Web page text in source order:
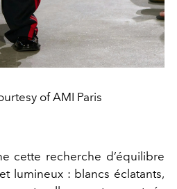
of AMI Paris
cette recherche d’équilibre
lumineux : blancs éclatants,